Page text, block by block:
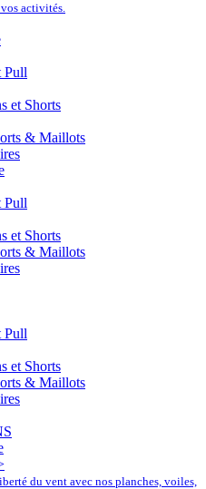
activités.
Pull
et Shorts
& Maillots
Pull
et Shorts
& Maillots
Pull
et Shorts
& Maillots
du vent avec nos planches, voiles,